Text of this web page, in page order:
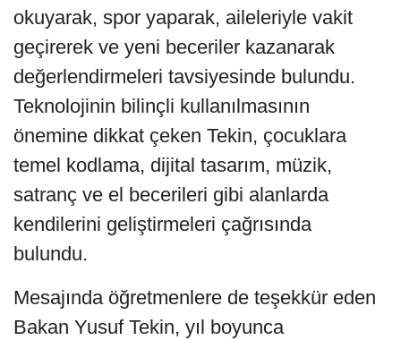
okuyarak, spor yaparak, aileleriyle vakit
geçirerek ve yeni beceriler kazanarak
değerlendirmeleri tavsiyesinde bulundu.
Teknolojinin bilinçli kullanılmasının
önemine dikkat çeken Tekin, çocuklara
temel kodlama, dijital tasarım, müzik,
satranç ve el becerileri gibi alanlarda
kendilerini geliştirmeleri çağrısında
bulundu.
Mesajında öğretmenlere de teşekkür eden
Bakan Yusuf Tekin, yıl boyunca